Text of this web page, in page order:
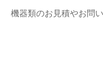
機器類のお見積やお問